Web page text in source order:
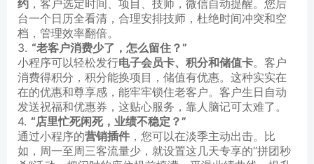
约 ，客户选定时间、项目、技师，微信自动提醒。您后
台一个日历全看清，合理安排技师，杜绝时间冲突和空
档，管理效率翻倍。
3. “老客户消费少了，怎么留住？”
小程序可以轻松发行电子会员卡、积分和储值卡。客户
消费得积分，积分能换项目，储值有优惠。这种实实在
在的优惠和尊享感，能牢牢锁住老客户。客户生日自动
发送祝福和优惠券，这贴心服务，靠人脑记可太难了。
4. “店里忙死闲死，业绩不稳定？”
通过小程序的营销插件 ，您可以在淡季主动出击。比
如，周一至周三客流量少，就设置这几天专享的“拼团秒